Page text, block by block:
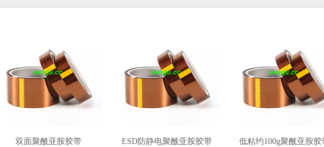
双面聚酰亚胺胶带 ESD防静电聚酰亚胺胶带 低粘约100g聚酰亚胺胶带